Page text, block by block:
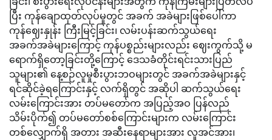
ပြီး ကုန်ချောထုတ်လုပ်မှုတွင် အခက် အခဲများဖြစ်ပေါ်ကာ
ကုန်ဈေးနှုန်း ကြီးမြင့်ခြင်း၊ လမ်းပန်းဆက်သွယ်ရေး
အခက်အခဲများကြောင့် ကုန်ပစ္စည်းများလည်း ဈေးကွက်သို့ မ
ရောက်ရှိတော့ခြင်းတို့ကြောင့် ဒေသခံတိုင်းရင်းသားပြည်
သူများ၏ နေ့စဉ်လူမှုစီးပွားဘဝများတွင် အခက်အခဲများနှင့်
ရင်ဆိုင်ခဲ့ရကြောင်းနှင့် လက်ရှိတွင် အဆိုပါ ဆက်သွယ်ရေး
လမ်းကြောင်းအား တပ်မတော်က အပြည့်အဝ ပြန်လည်
သိမ်းပိုက်၍ တပ်မတော်စစ်ကြောင်းများက လမ်းကြောင်း
တစ်လျှောက်ရှိ အတား အဆီးနေရာများအား လူအင်အား၊